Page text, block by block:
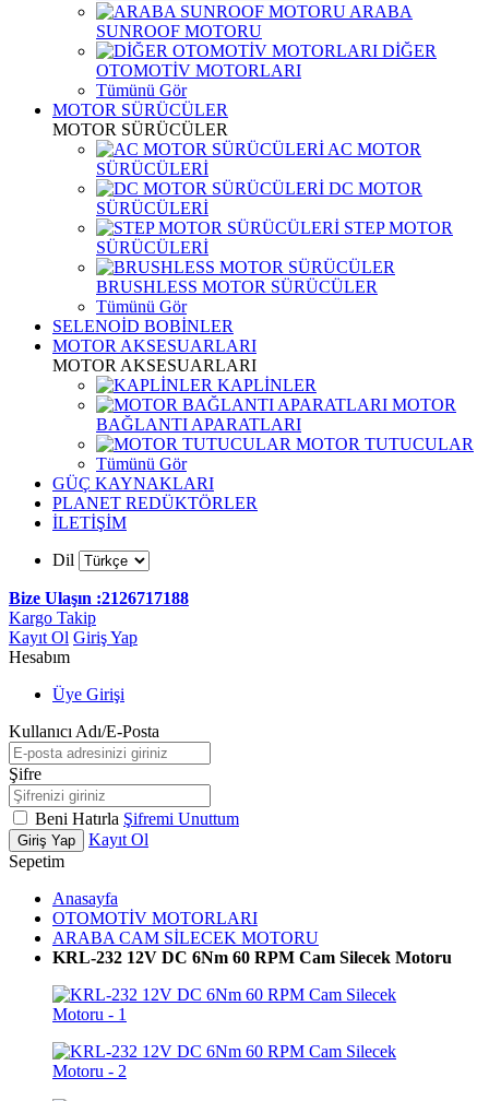
ARABA
SUNROOF MOTORU
DİĞER
OTOMOTİV MOTORLARI
Tümünü Gör
MOTOR SÜRÜCÜLER
MOTOR SÜRÜCÜLER
AC MOTOR
SÜRÜCÜLERİ
DC MOTOR
SÜRÜCÜLERİ
STEP MOTOR
SÜRÜCÜLERİ
BRUSHLESS MOTOR SÜRÜCÜLER
Tümünü Gör
SELENOİD BOBİNLER
MOTOR AKSESUARLARI
MOTOR AKSESUARLARI
KAPLİNLER
MOTOR
BAĞLANTI APARATLARI
MOTOR TUTUCULAR
Tümünü Gör
GÜÇ KAYNAKLARI
PLANET REDÜKTÖRLER
İLETİŞİM
Dil
Bize Ulaşın :2126717188
Kargo Takip
Kayıt Ol Giriş Yap
Hesabım
Üye Girişi
Kullanıcı Adı/E-Posta
Şifre
Beni Hatırla Şifremi Unuttum
Giriş Yap
Kayıt Ol
Sepetim
Anasayfa
OTOMOTİV MOTORLARI
ARABA CAM SİLECEK MOTORU
KRL-232 12V DC 6Nm 60 RPM Cam Silecek Motoru